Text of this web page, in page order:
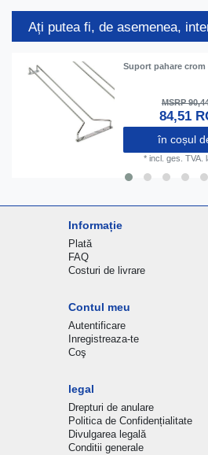
Ați putea fi, de asemenea,
Suport pahare crom
MSRP
84,51
în coșul
* incl. ges. TVA.
Informație
Plată
FAQ
Costuri de livrare
Contul meu
Autentificare
Inregistreaza-te
Coş
legal
Drepturi de anulare
Politica de Confidențialitate
Divulgarea legală
Conditii generale